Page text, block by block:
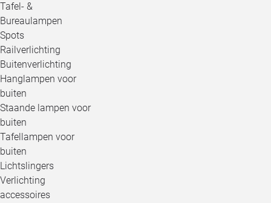
Tafel- &
Bureaulampen
Spots
Railverlichting
Buitenverlichting
Hanglampen voor
buiten
Staande lampen voor
buiten
Tafellampen voor
buiten
Lichtslingers
Verlichting
accessoires